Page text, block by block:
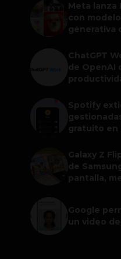
Meta lanza
con
generativa
ChatGPT
de OpenAI
Spotify
gratuito en
Galaxy Z
de
pantalla,
Google
un video